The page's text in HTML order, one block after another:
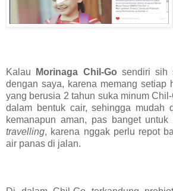
Kalau Morinaga Chil-Go sendiri sih
dengan saya, karena memang setiap
yang berusia 2 tahun suka minum
dalam bentuk cair, sehingga mudah
kemanapun aman, pas banget
travelling, karena nggak perlu repot
air panas di jalan.